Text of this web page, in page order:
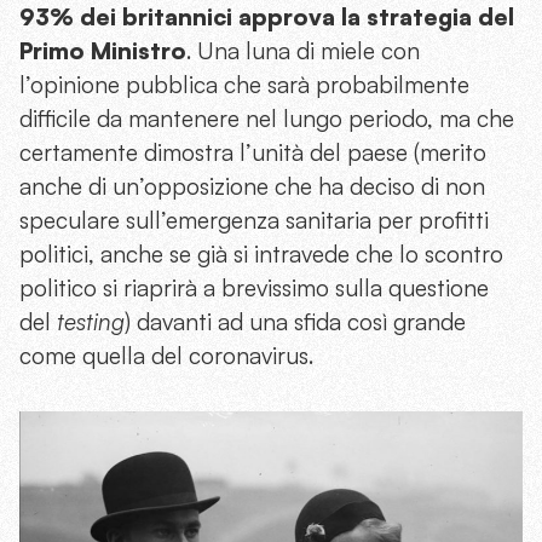
93% dei britannici approva la strategia del
Primo Ministro. Una luna di miele con
l’opinione pubblica che sarà probabilmente
difficile da mantenere nel lungo periodo, ma che
certamente dimostra l’unità del paese (merito
anche di un’opposizione che ha deciso di non
speculare sull’emergenza sanitaria per profitti
politici, anche se già si intravede che lo scontro
politico si riaprirà a brevissimo sulla questione
del testing) davanti ad una sfida così grande
come quella del coronavirus.